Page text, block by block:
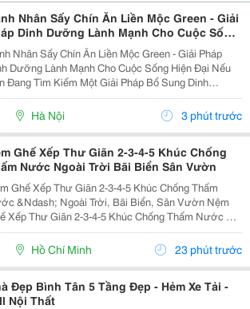
Nhân Sấy Chín Ăn Liền Mộc Green - Giải
Dinh Dưỡng Lành Mạnh Cho Cuộc Sống
Đại
Nhân Sấy Chín Ăn Liền Mộc Green - Giải Pháp
Dưỡng Lành Mạnh Cho Cuộc Sống Hiện Đại Nếu
Đang Tìm Kiếm Một Giải Pháp Bổ Sung Dinh
Vừa Thơm Ngon, Vừa Tiện Lợi Để Bắt Đầu
Mới Hoặc Nạp Năng Lượng Sau Giờ Làm Việc,
Hạnh Nhân...
Hà Nội 3 phút trước
Ghế Xếp Thư Giãn 2-3-4-5 Khúc Chống
Nước Ngoài Trời Bãi Biển Sân Vườn
Ghế Xếp Thư Giãn 2-3-4-5 Khúc Chống Thấm
&Ndash; Ngoài Trời, Bãi Biển, Sân Vườn Nệm
Xếp Thư Giãn 2-3-4-5 Khúc Chống Thấm Nước Có
Mẫu, Kích Thước, Màu Sắc Và Chất Liệu Phù
Nhu Cầu Lựa Chọn. Sản Phẩm Hoàn Thiện Tỉ Mỉ,
Đẹp,...
Hồ Chí Minh 23 phút trước
Đẹp Bình Tân 5 Tầng Đẹp - Hẻm Xe Tải -
Nội Thất